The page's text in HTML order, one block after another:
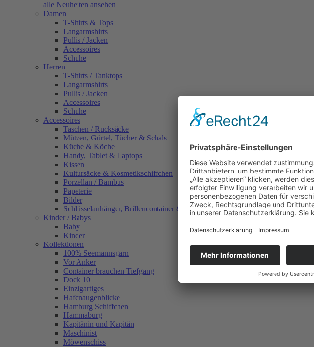
alle Neuheiten ansehen
Damen
T-Shirts & Tops
Langarmshirts
Pullis / Jacken
Accessoires
Schuhe
Herren
T-Shirts / Tanktops
Langarmshirts
Pullis / Jacken
Accessoires
Schuhe
Accessoires
Taschen / Rucksäcke
Mützen, Gürtel, Tücher & Schals
Küche & Köche
Handy, Tablet & Laptops
Kissen
Kultursäcke & Kosmetikschiffchen
Porzellan / Bambus
Papeterie
Bilder
Schlüsselanhänger, Brillencontainer & mehr
Kinder / Babys
Baby
Kinder
Kollektionen
100% Seemannsgarn
Vor Anker
Container brauchen Tiefgang
Dock 10
Einzigartiges
Hafenaugen­blicke
Hamburg Schiffchen
Hammaburg
Kapitänin und Kapitän
Maschinist
Möwenschiss